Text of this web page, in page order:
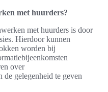
met huurders?
met huurders is door
Hierdoor kunnen
worden bij
over
de gelegenheid te geven